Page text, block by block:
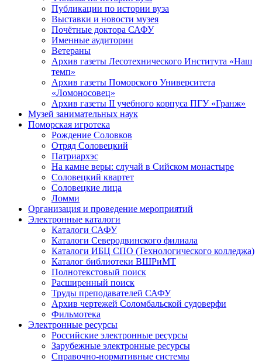
Публикации по истории вуза
Выставки и новости музея
Почётные доктора САФУ
Именные аудитории
Ветераны
Архив газеты Лесотехнического Института «Наш
темп»
Архив газеты Поморского Университета
«Ломоносовец»
Архив газеты II учебного корпуса ПГУ «Гранж»
Музей занимательных наук
Поморская игротека
Рождение Соловков
Отряд Соловецкий
Патриархэс
На камне веры: случай в Сийском монастыре
Соловецкий квартет
Соловецкие лица
Ломми
Организация и проведение мероприятий
Электронные каталоги
Каталоги САФУ
Каталоги Северодвинского филиала
Каталоги ИБЦ СПО (Технологического колледжа)
Каталог библиотеки ВШРиМТ
Полнотекстовый поиск
Расширенный поиск
Труды преподавателей САФУ
Архив чертежей Соломбальской судоверфи
Фильмотека
Электронные ресурсы
Российские электронные ресурсы
Зарубежные электронные ресурсы
Справочно-нормативные системы